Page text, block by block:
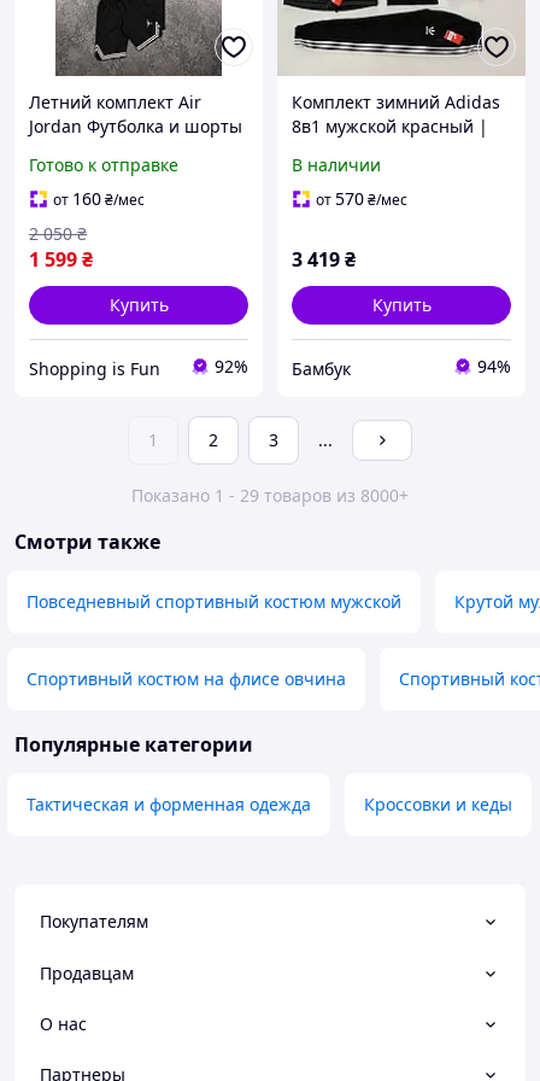
Летний комплект Air
Jordan Футболка и шорты
Мужской спортивный
костюм
Готово к отправке
от 160₴/мес
1 599₴
2 050 ₴
Купить
Shopping is Fun 92%
Комплект зимний Adidas
8в1 мужской красный |
набор
В наличии
от570₴/мес
3 419₴
Купить
Бамбук 94%
1 2 3 ...
Показано 1 - 29 товаров из 8000+
Смотри также
Повседневный спортивный костюм мужской Крутой
Спортивный костюм на флисе овчина Спортивный
Популярные категории
Тактическая и форменная одежда Кроссовки и кеды
Покупателям
Продавцам
О нас
Партнеры